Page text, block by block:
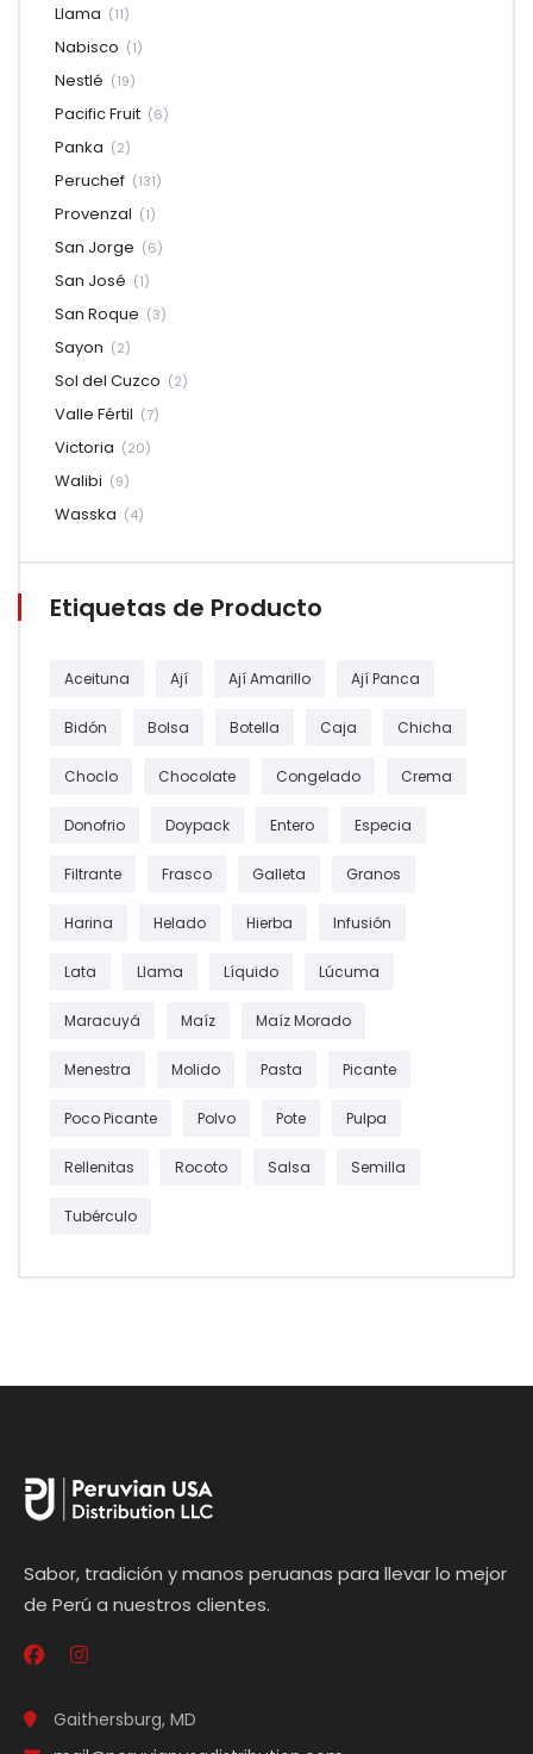
Llama (11)
Nabisco (1)
Nestlé (19)
Pacific Fruit (6)
Panka (2)
Peruchef (131)
Provenzal (1)
San Jorge (6)
San José (1)
San Roque (3)
Sayon (2)
Sol del Cuzco (2)
Valle Fértil (7)
Victoria (20)
Walibi (9)
Wasska (4)
Etiquetas de Producto
Aceituna Ají Ají Amarillo Ají Panca
Bidón Bolsa Botella Caja Chicha
Choclo Chocolate Congelado Crema
Donofrio Doypack Entero Especia
Filtrante Frasco Galleta Granos
Harina Helado Hierba Infusión
Lata Llama Líquido Lúcuma
Maracuyá Maíz Maíz Morado
Menestra Molido Pasta Picante
Poco Picante Polvo Pote Pulpa
Rellenitas Rocoto Salsa Semilla
Tubérculo
Sabor, tradición y manos peruanas para llevar lo mejor
de Perú a nuestros clientes.
Gaithersburg, MD